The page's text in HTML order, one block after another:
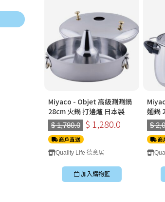
Miyaco - Objet 高級涮涮鍋
28cm 火鍋 打邊爐 日本製
$ 1,780.0 $ 1,280.0
商戶直送
Quality Life 德意居
加入購物籃
麵鍋
$
商